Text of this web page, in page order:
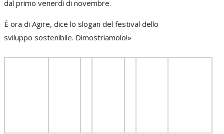
dal primo venerdì di novembre.
È ora di Agire, dice lo slogan del festival dello
sviluppo sostenibile. Dimostriamolo!»